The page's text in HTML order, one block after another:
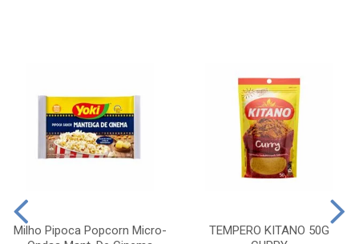
Milho Pipoca Popcorn Micro-
TEMPERO KITANO 50G